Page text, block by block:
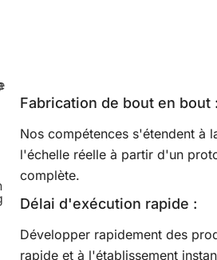
Fabrication de bout en bout :
Nos compétences s'étendent à
l'échelle réelle à partir d'un
complète.
Délai d'exécution rapide :
Développer rapidement des
rapide et à l'établissement